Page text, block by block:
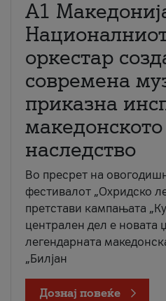
А1
оркестар
современа
приказна
наследство
Во пресрет на
фестивалот „Охридско
претстави кампањата
централен дел е новата
легендарната
„Билјан
Дознај повеќе